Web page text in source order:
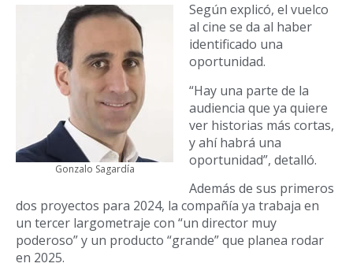
Gonzalo Sagardía
Según explicó, el vuelco
al cine se da al haber
identificado una
oportunidad.
“Hay una parte de la
audiencia que ya quiere
ver historias más cortas,
y ahí habrá una
oportunidad”, detalló.
Además de sus primeros
dos proyectos para 2024, la compañía ya trabaja en
un tercer largometraje con “un director muy
poderoso” y un producto “grande” que planea rodar
en 2025.